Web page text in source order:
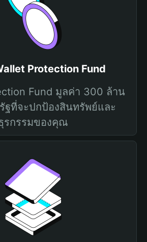
Protection Fund
Fund มูลค่า 300 ล้าน
ฐที่จะปกป้องสินทรัพย์และ
รกรรมของคุณ